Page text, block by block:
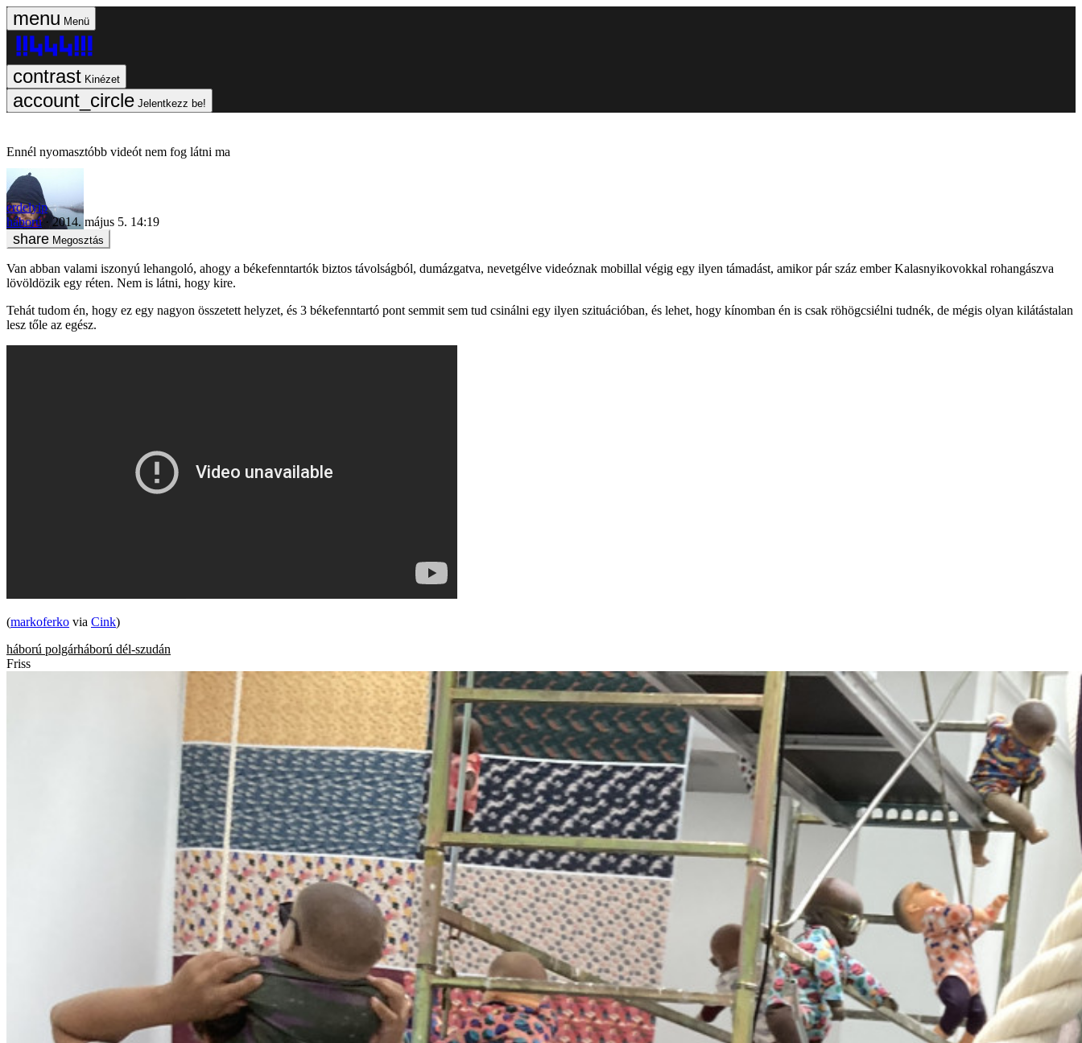
Menü
Kinézet
Jelentkezz be!
Ennél nyomasztóbb videót nem fog látni ma
erdelyip
háború
2014. május 5. 14:19
Megosztás
Van abban valami iszonyú lehangoló, ahogy a békefenntartók biztos távolságból, dumázgatva, nevetgélve videóznak mobillal végig egy ilyen támadást, amikor pár száz ember Kalasnyikovokkal rohangászva
lövöldözik egy réten. Nem is látni, hogy kire.
Tehát tudom én, hogy ez egy nagyon összetett helyzet, és 3 békefenntartó pont semmit sem tud csinálni egy ilyen szituációban, és lehet, hogy kínomban én is csak röhögcsiélni tudnék, de mégis olyan kilátástalan
lesz tőle az egész.
(markoferko via Cink)
háború polgárháború dél-szudán
Friss